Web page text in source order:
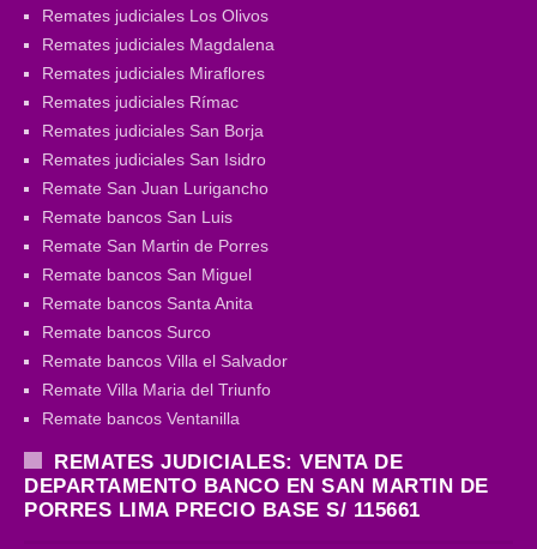
Remates judiciales Los Olivos
Remates judiciales Magdalena
Remates judiciales Miraflores
Remates judiciales Rímac
Remates judiciales San Borja
Remates judiciales San Isidro
Remate San Juan Lurigancho
Remate bancos San Luis
Remate San Martin de Porres
Remate bancos San Miguel
Remate bancos Santa Anita
Remate bancos Surco
Remate bancos Villa el Salvador
Remate Villa Maria del Triunfo
Remate bancos Ventanilla
REMATES JUDICIALES: VENTA DE
DEPARTAMENTO BANCO EN SAN MARTIN DE
PORRES LIMA PRECIO BASE S/ 115661